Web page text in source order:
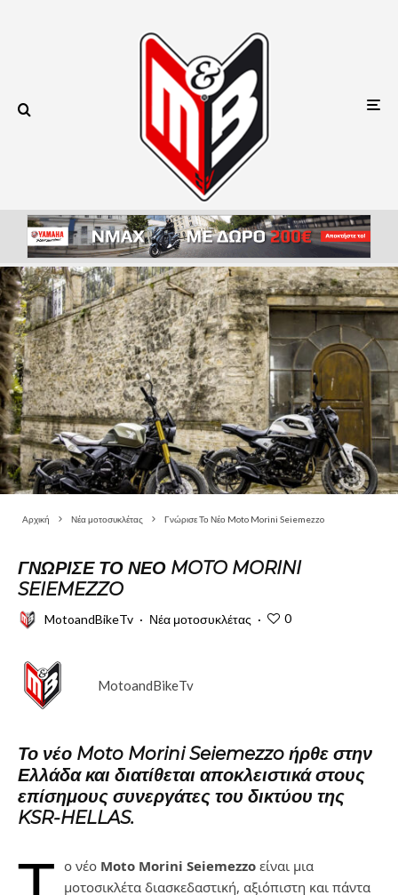
Αρχική Νέα μοτοσυκλέτας Γνώρισε Το Νέο Moto Morini Seiemezzo
ΓΝΏΡΙΣΕ ΤΟ ΝΈΟ MOTO MORINI
SEIEMEZZO
MotoandBikeTv · Νέα μοτοσυκλέτας · 0
MotoandBikeTv
Το νέο Moto Morini Seiemezzo ήρθε στην
Ελλάδα και διατίθεται αποκλειστικά στους
επίσημους συνεργάτες του δικτύου της
KSR-HELLAS.
ο νέο Moto Morini Seiemezzo είναι μια
μοτοσικλέτα διασκεδαστική, αξιόπιστη και πάντα